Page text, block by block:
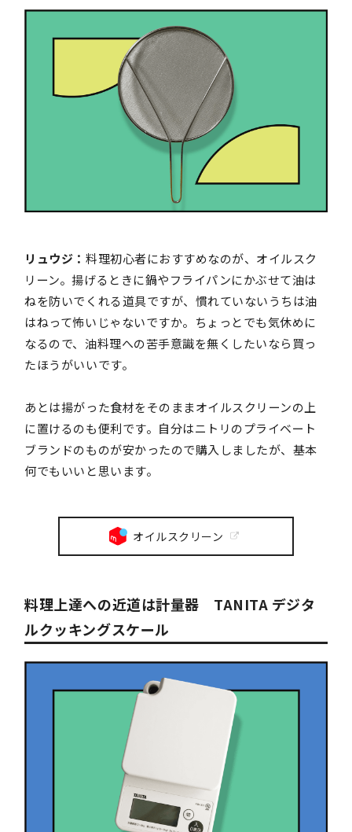
リュウジ： 料理初心者におすすめなのが、オイルスク
リーン。揚げるときに鍋やフライパンにかぶせて油は
ねを防いでくれる道具ですが、慣れていないうちは油
はねって怖いじゃないですか。ちょっとでも気休めに
なるので、油料理への苦手意識を無くしたいなら買っ
たほうがいいです。
あとは揚がった食材をそのままオイルスクリーンの上
に置けるのも便利です。自分はニトリのプライベート
ブランドのものが安かったので購入しましたが、基本
何でもいいと思います。
オイルスクリーン
料理上達への近道は計量器 TANITA デジタ
ルクッキングスケール